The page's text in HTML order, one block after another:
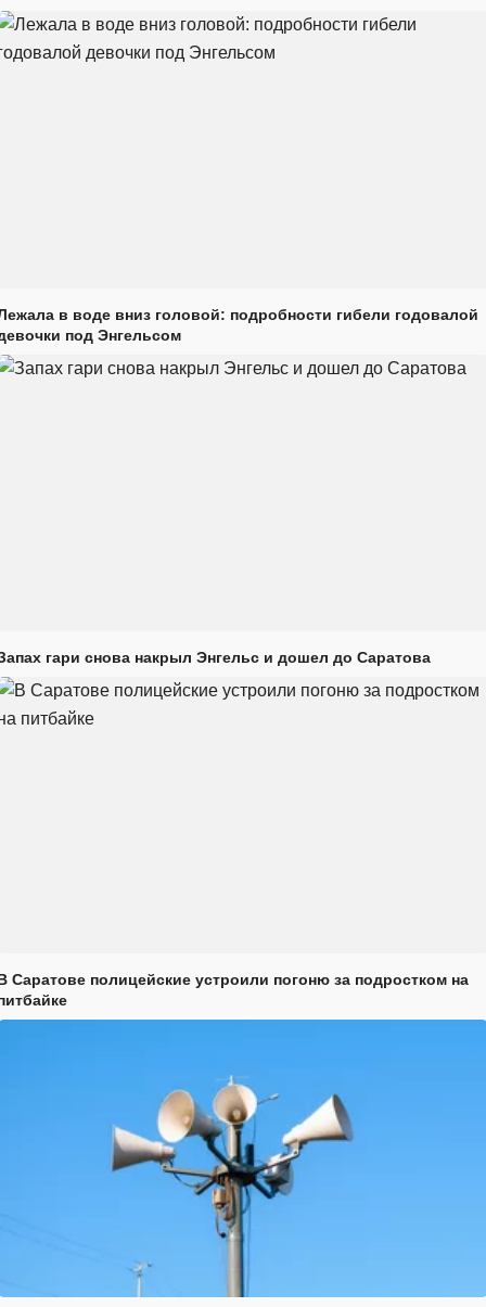
в воде вниз головой: подробности гибели годовалой
под Энгельсом
гари снова накрыл Энгельс и дошел до Саратова
Саратове полицейские устроили погоню за подростком на